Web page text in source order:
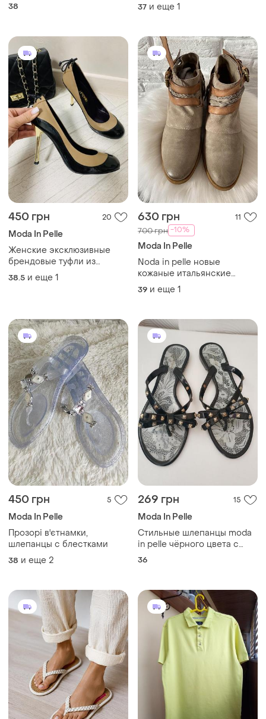
38 37 и еще 1
450 грн 20
Moda In Pelle
Женские эксклюзивные
брендовые туфли из
натуральной кожи от moda
in pelle
38.5 и еще 1
630 грн 11
700 грн -10%
Moda In Pelle
Noda in pelle новые
кожаные итальянские
ботльоны: ботинки 39
размера
39 и еще 1
450 грн 5
Moda In Pelle
Прозорі в'єтнамки,
шлепанцы с блестками
38 и еще 2
269 грн 15
Moda In Pelle
Стильные шлепанцы moda
in pelle чёрного цвета с
заклёпками
36